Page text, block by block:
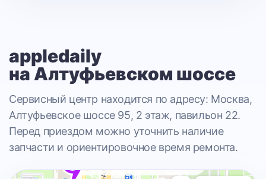
appledaily
на Алтуфьевском шоссе
Сервисный центр находится по адресу: Москва,
Алтуфьевское шоссе 95, 2 этаж, павильон 22.
Перед приездом можно уточнить наличие
запчасти и ориентировочное время ремонта.